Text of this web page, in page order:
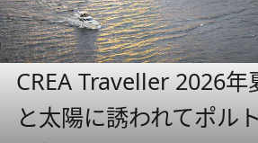
CREA Traveller 2026
と太陽に誘われてポル